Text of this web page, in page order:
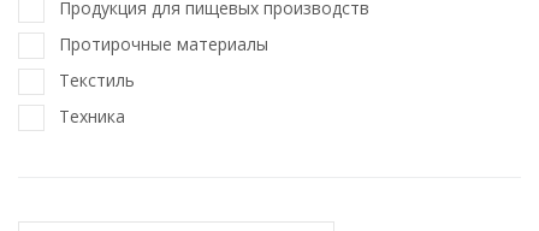
Продукция для пищевых производств
Протирочные материалы
Текстиль
Техника